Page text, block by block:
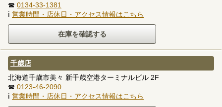
☎ 0134-33-1381
ℹ 営業時間・店休日・アクセス情報はこちら
千歳店
北海道千歳市美々 新千歳空港ターミナルビル 2F
☎ 0123-46-2090
ℹ 営業時間・店休日・アクセス情報はこちら